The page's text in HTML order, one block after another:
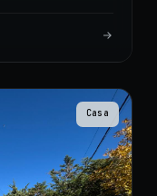
Casa